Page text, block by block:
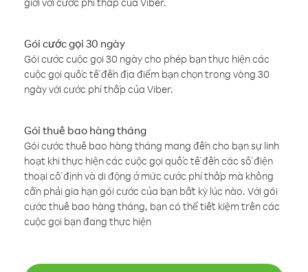
Gói cước gọi 30 ngày
Gói cước cuộc gọi 30 ngày cho phép bạn thực hiện các
cuộc gọi quốc tế đến địa điểm bạn chọn trong vòng 30
ngày với cước phí thấp của Viber.
Gói thuê bao hàng tháng
Gói cước thuê bao hàng tháng mang đến cho bạn sự linh
hoạt khi thực hiện các cuộc gọi quốc tế đến các số điện
thoại cố định và di động ở mức cước phí thấp mà không
cần phải gia hạn gói cước của bạn bất kỳ lúc nào. Với gói
cước thuê bao hàng tháng, bạn có thể tiết kiệm trên các
cuộc gọi bạn đang thực hiện